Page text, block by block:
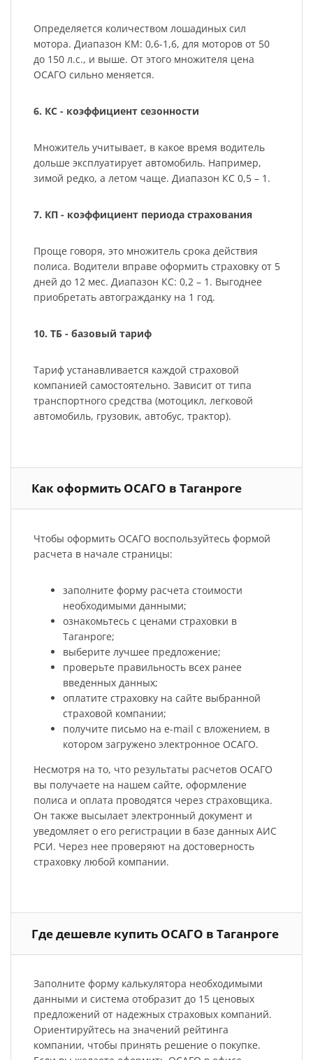
Определяется количеством лошадиных сил
мотора. Диапазон КМ: 0,6-1,6, для моторов от 50
до 150 л.с., и выше. От этого множителя цена
ОСАГО сильно меняется.
6. КС - коэффициент сезонности
Множитель учитывает, в какое время водитель
дольше эксплуатирует автомобиль. Например,
зимой редко, а летом чаще. Диапазон КС 0,5 – 1.
7. КП - коэффициент периода страхования
Проще говоря, это множитель срока действия
полиса. Водители вправе оформить страховку от 5
дней до 12 мес. Диапазон КС: 0,2 – 1. Выгоднее
приобретать автогражданку на 1 год.
10. ТБ - базовый тариф
Тариф устанавливается каждой страховой
компанией самостоятельно. Зависит от типа
транспортного средства (мотоцикл, легковой
автомобиль, грузовик, автобус, трактор).
Как оформить ОСАГО в Таганроге
Чтобы оформить ОСАГО воспользуйтесь формой
расчета в начале страницы:
заполните форму расчета стоимости
необходимыми данными;
ознакомьтесь с ценами страховки в
Таганроге;
выберите лучшее предложение;
проверьте правильность всех ранее
введенных данных;
оплатите страховку на сайте выбранной
страховой компании;
получите письмо на e-mail с вложением, в
котором загружено электронное ОСАГО.
Несмотря на то, что результаты расчетов ОСАГО
вы получаете на нашем сайте, оформление
полиса и оплата проводятся через страховщика.
Он также высылает электронный документ и
уведомляет о его регистрации в базе данных АИС
РСИ. Через нее проверяют на достоверность
страховку любой компании.
Где дешевле купить ОСАГО в Таганроге
Заполните форму калькулятора необходимыми
данными и система отобразит до 15 ценовых
предложений от надежных страховых компаний.
Ориентируйтесь на значений рейтинга
компании, чтобы принять решение о покупке.